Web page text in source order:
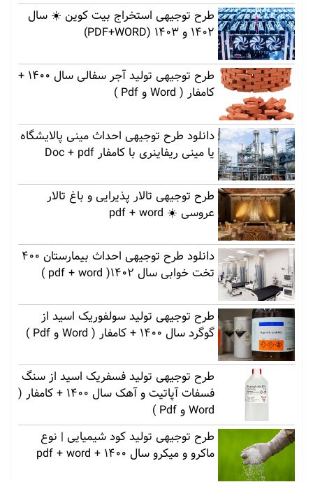
طرح توجیهی استخراج بیت کوین ☀️ سال
1402 و 1403 (PDF+WORD)
طرح توجیهی تولید آجر سفالی سال 1400 +
کامفار ( Word و Pdf )
دانلود طرح توجیهی احداث مینی پالایشگاه
یا مینی ریفاینری با کامفار Doc + pdf
طرح توجیهی تالار پذیرایی و باغ تالار
عروسی ☀️ pdf + word
دانلود طرح توجیهی احداث بیمارستان 400
تخت خوابی سال 1402( pdf + word )
طرح توجیهی تولید سولفوریک اسید از
گوگرد سال 1400 + کامفار ( Word و Pdf )
طرح توجیهی تولید فسفریک اسید از سنگ
فسفات آپاتیت و آهک سال 1400 + کامفار (
Word و Pdf )
طرح توجیهی تولید کود شیمیایی | نوع
ماکرو و میکرو سال 1400 + pdf + word